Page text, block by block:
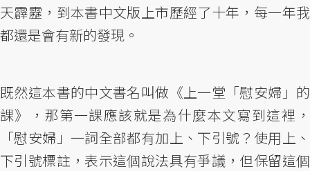
天霹靂，到本書中文版上市歷經了十年，每一年我
都還是會有新的發現。
既然這本書的中文書名叫做《上一堂「慰安婦」的
課》，那第一課應該就是為什麼本文寫到這裡，
「慰安婦」一詞全部都有加上、下引號？使用上、
下引號標註，表示這個說法具有爭議，但保留這個